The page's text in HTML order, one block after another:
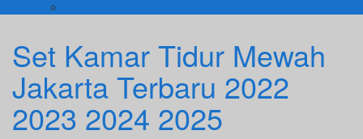
Set Kamar Tidur Mewah
Jakarta Terbaru 2022
2023 2024 2025